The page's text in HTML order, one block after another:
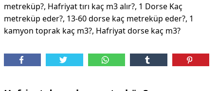
metreküp?, Hafriyat tırı kaç m3 alır?, 1 Dorse Kaç
metreküp eder?, 13-60 dorse kaç metreküp eder?, 1
kamyon toprak kaç m3?, Hafriyat dorse kaç m3?